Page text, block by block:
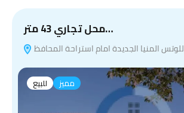
محل تجاري 43 متر…
المنيا الجديدة امام استراحة المحافظ
للبيع مميز